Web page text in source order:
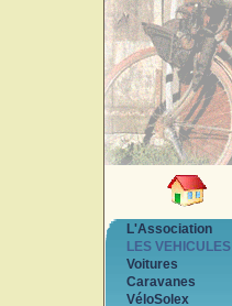
L'Association
LES VEHICULES
Voitures
Caravanes
VéloSolex